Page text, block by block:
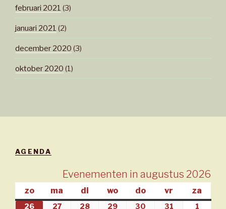
februari 2021 (3)
januari 2021 (2)
december 2020 (3)
oktober 2020 (1)
AGENDA
Evenementen in augustus 2026
zozondag
ma maandag
di dinsdag
wowoensdag
dodonderdag
vr vrijdag
za
26 26/07/2026
27 27/07/2026
28 28/07/2026
29 29/07/2026
30 30/07/2026
31 31/07/2026
1